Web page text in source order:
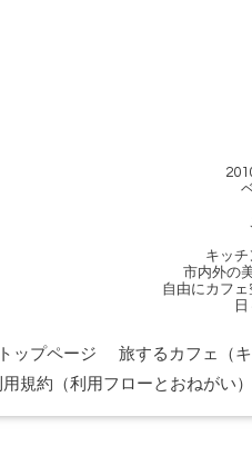
キッ
市内外の
自由にカフ
トップページ 旅するカフェ（
規約（利用フローとおねがい）